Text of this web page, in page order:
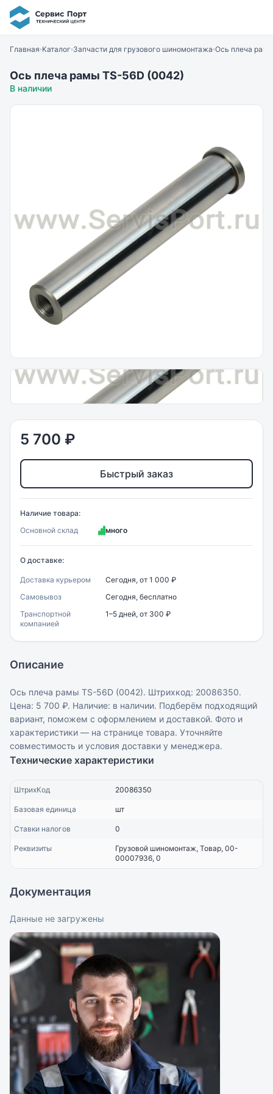
Главная Каталог Запчасти для грузового шиномонтажа Ось плеча
Ось плеча рамы TS-56D (0042)
В наличии
5 700 ₽
Быстрый заказ
Наличие товара:
Основной склад
много
О доставке:
Доставка курьером
Сегодня, от 1 000 ₽
Самовывоз
Сегодня, бесплатно
Транспортной
компанией
1–5 дней, от 300 ₽
Описание
Ось плеча рамы TS-56D (0042). Штрихкод: 20086350.
Цена: 5 700 ₽. Наличие: в наличии. Подберём подходящий
вариант, поможем с оформлением и доставкой. Фото и
характеристики — на странице товара. Уточняйте
совместимость и условия доставки у менеджера.
Технические характеристики
ШтрихКод 20086350
Базовая единица шт
Ставки налогов 0
Реквизиты
Грузовой шиномонтаж, Товар, 00-
00007936, 0
Документация
Данные не загружены